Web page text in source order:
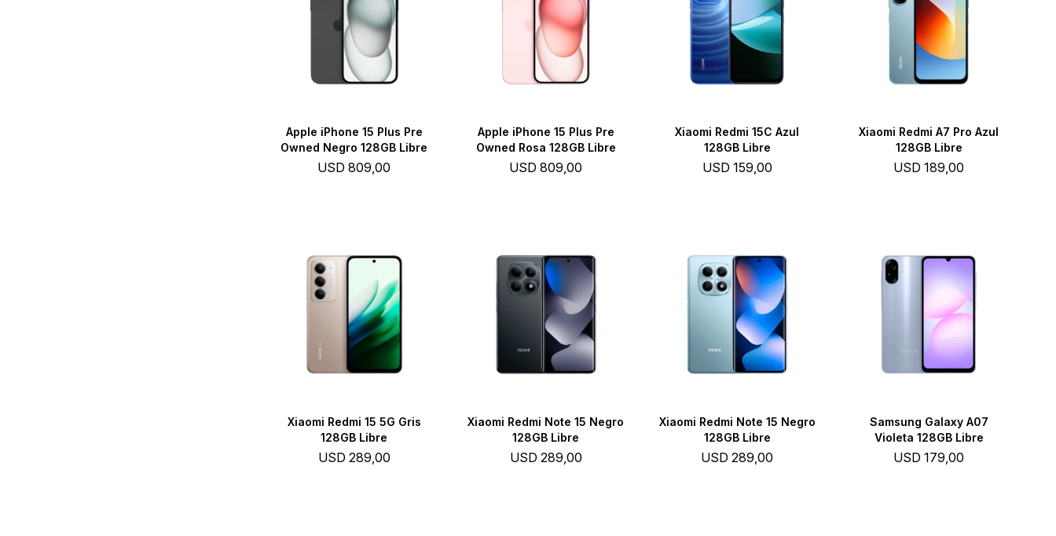
Apple iPhone 15 Plus Pre
Owned Negro 128GB Libre
USD 809,00
Apple iPhone 15 Plus Pre
Owned Rosa 128GB Libre
USD 809,00
Xiaomi Redmi 15C Azul
128GB Libre
USD 159,00
Xiaomi Redmi A7 Pro Azul
128GB Libre
USD 189,00
Xiaomi Redmi 15 5G Gris
128GB Libre
USD 289,00
Xiaomi Redmi Note 15 Negro
128GB Libre
USD 289,00
Xiaomi Redmi Note 15 Negro
128GB Libre
USD 289,00
Samsung Galaxy A07
Violeta 128GB Libre
USD 179,00